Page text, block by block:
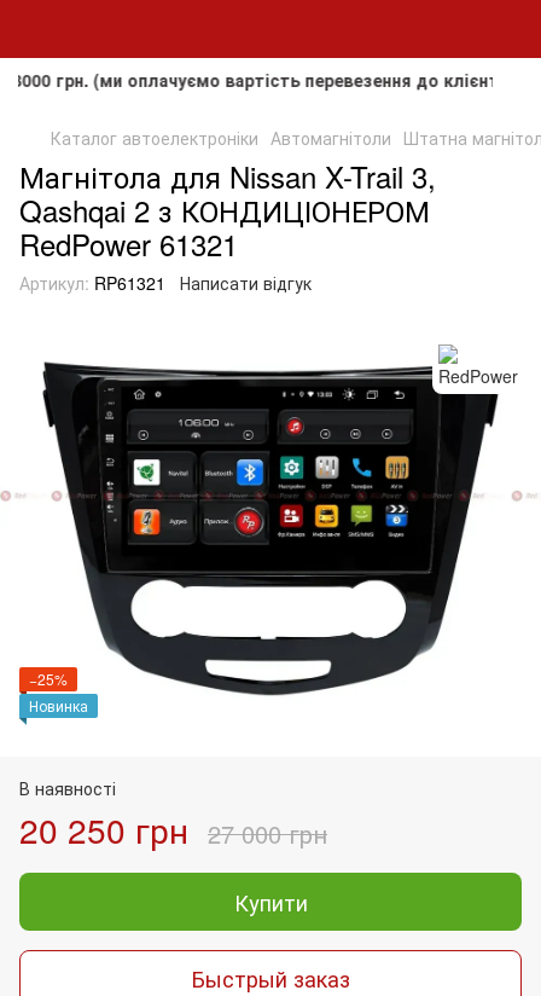
оплачуємо вартість перевезення до клієнта, але не
Каталог автоелектроніки Автомагнітоли Штатна
Магнітола для Nissan X-Trail 3,
Qashqai 2 з КОНДИЦІОНЕРОМ
RedPower 61321
Артикул: RP61321 Написати відгук
−25%
Новинка
В наявності
20 250 грн 27 000 грн
Купити
Быстрый заказ